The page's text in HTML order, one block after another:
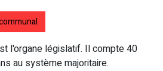
l'organe législatif. Il compte 40
au système majoritaire.